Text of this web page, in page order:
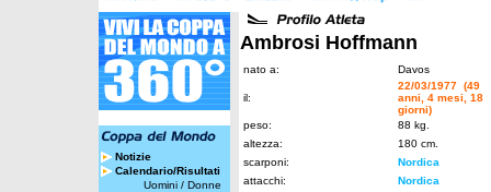
Notizie
Calendario/Risultati
Uomini / Donne
Ambrosi Hoffmann
nato a: Davos
il:
22/03/1977 (49
anni, 4 mesi, 18
giorni)
peso:
88 kg.
altezza:
180 cm.
scarponi:
Nordica
attacchi:
Nordica